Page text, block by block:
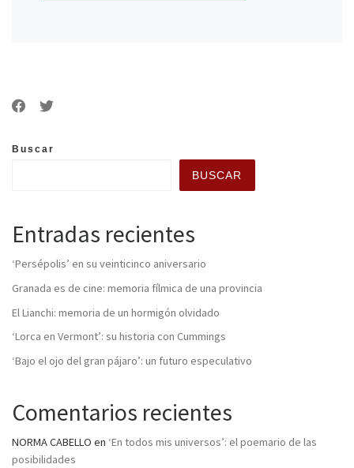
Buscar
BUSCAR
Entradas recientes
‘Persépolis’ en su veinticinco aniversario
Granada es de cine: memoria fílmica de una provincia
El Lianchi: memoria de un hormigón olvidado
‘Lorca en Vermont’: su historia con Cummings
‘Bajo el ojo del gran pájaro’: un futuro especulativo
Comentarios recientes
NORMA CABELLO en ‘En todos mis universos’: el poemario de las
posibilidades